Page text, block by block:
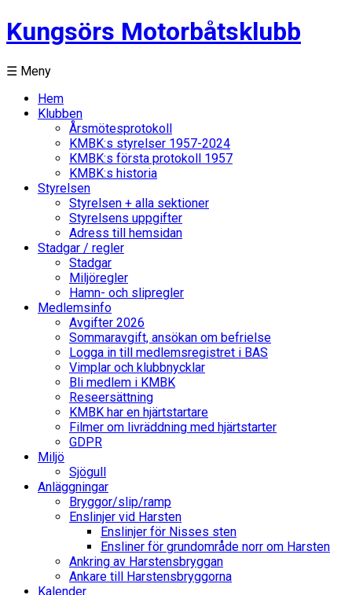
Kungsörs Motorbåtsklubb
☰ Meny
Hem
Klubben
Årsmötesprotokoll
KMBK:s styrelser 1957-2024
KMBK:s första protokoll 1957
KMBK:s historia
Styrelsen
Styrelsen + alla sektioner
Styrelsens uppgifter
Adress till hemsidan
Stadgar / regler
Stadgar
Miljöregler
Hamn- och slipregler
Medlemsinfo
Avgifter 2026
Sommaravgift, ansökan om befrielse
Logga in till medlemsregistret i BAS
Vimplar och klubbnycklar
Bli medlem i KMBK
Reseersättning
KMBK har en hjärtstartare
Filmer om livräddning med hjärtstarter
GDPR
Miljö
Sjögull
Anläggningar
Bryggor/slip/ramp
Enslinjer vid Harsten
Enslinjer för Nisses sten
Ensliner för grundområde norr om Harsten
Ankring av Harstensbryggan
Ankare till Harstensbryggorna
Kalender